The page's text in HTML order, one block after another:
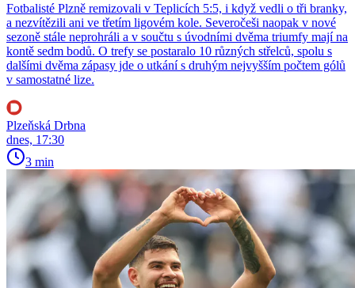
Fotbalisté Plzně remizovali v Teplicích 5:5, i když vedli o tři branky,
a nezvítězili ani ve třetím ligovém kole. Severočeši naopak v nové
sezoně stále neprohráli a v součtu s úvodními dvěma triumfy mají na
kontě sedm bodů. O trefy se postaralo 10 různých střelců, spolu s
dalšími dvěma zápasy jde o utkání s druhým nejvyšším počtem gólů
v samostatné lize.
Plzeňská Drbna
dnes, 17:30
3 min